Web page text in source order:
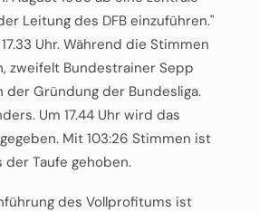
Leitung des DFB einzuführen."
Uhr. Während die Stimmen
zweifelt Bundestrainer Sepp
der Gründung der Bundesliga.
Um 17.44 Uhr wird das
Mit 103:26 Stimmen ist
der Taufe gehoben.
des Vollprofitums ist